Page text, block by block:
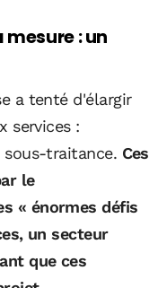
mesure : un
a tenté d'élargir
services :
sous-traitance. Ces
le
« énormes défis
un secteur
que ces